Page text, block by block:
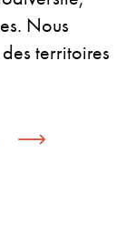
Nous
territoires